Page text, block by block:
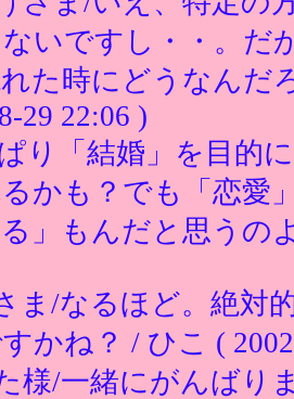
いですし・・。だ
た時にどうなんだ
29 22:06 )
り「結婚」を目的
かも？でも「恋愛
る」もんだと思うの
ま/なるほど。絶対
かね？ / ひこ (
様/一緒にがんばり